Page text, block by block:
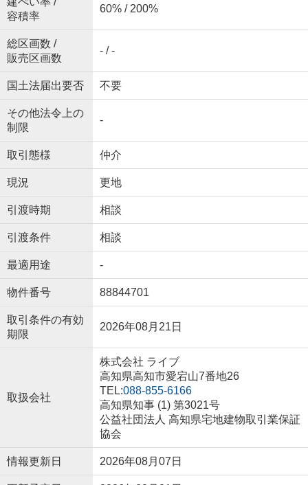
容積率
60% / 200%
総区画数 /
販売区画数
- / -
国土法届出要否 不要
その他法令上の
制限
-
取引態様 仲介
現況 更地
引渡時期 相談
引渡条件 相談
最適用途 -
物件番号 88844701
取引条件の有効
期限
2026年08月21日
取扱会社
株式会社 ライブ
高知県高知市愛宕山7番地26
TEL:088-855-6166
高知県知事 (1) 第3021号
公益社団法人 高知県宅地建物取引業保証
協会
情報更新日 2026年08月07日